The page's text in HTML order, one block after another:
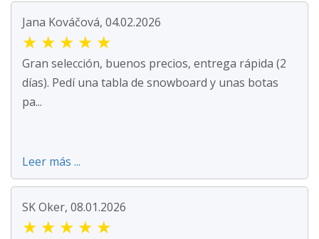
Jana Kováčová, 04.02.2026
★ ★ ★ ★ ★
Gran selección, buenos precios, entrega rápida (2
días). Pedí una tabla de snowboard y unas botas
pa...
Leer más ...
SK Oker, 08.01.2026
★ ★ ★ ★ ★